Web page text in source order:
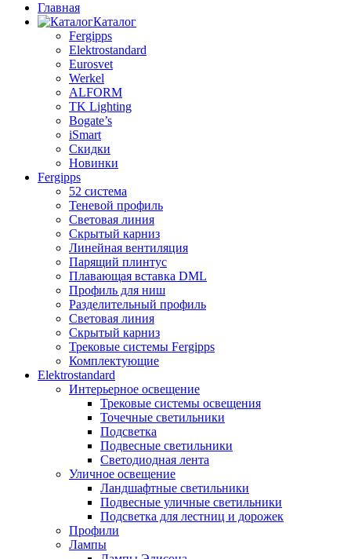
Главная
Каталог
Fergipps
Elektrostandard
Eurosvet
Werkel
ALFORM
TK Lighting
Bogate’s
iSmart
Скидки
Новинки
Fergipps
52 система
Теневой профиль
Световая линия
Скрытый карниз
Линейная вентиляция
Парящий плинтус
Плавающая вставка DML
Профиль для ниш
Разделительный профиль
Световая линия
Скрытый карниз
Трековые системы Fergipps
Комплектующие
Elektrostandard
Интерьерное освещение
Трековые системы освещения
Точечные светильники
Подсветка
Подвесные светильники
Светодиодная лента
Уличное освещение
Ландшафтные светильники
Подвесные уличные светильники
Подсветка для лестниц и дорожек
Профили
Лампы